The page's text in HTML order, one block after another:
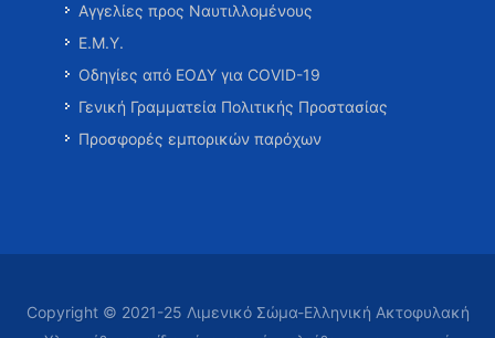
Αγγελίες προς Ναυτιλλομένους
Ε.Μ.Υ.
Οδηγίες από ΕΟΔΥ για COVID-19
Γενική Γραμματεία Πολιτικής Προστασίας
Προσφορές εμπορικών παρόχων
Copyright © 2021-25 Λιμενικό Σώμα-Ελληνική Ακτοφυλακή